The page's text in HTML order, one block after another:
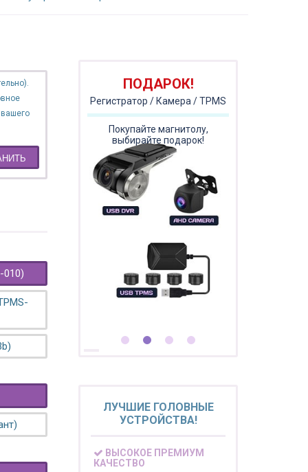
010)
ПОДАРОК!
Регистратор / Камера / TPMS
Покупайте магнитолу,
выбирайте подарок!
ЛУЧШИЕ ГОЛОВНЫЕ
УСТРОЙСТВА!
ВЫСОКОЕ ПРЕМИУМ
КАЧЕСТВО